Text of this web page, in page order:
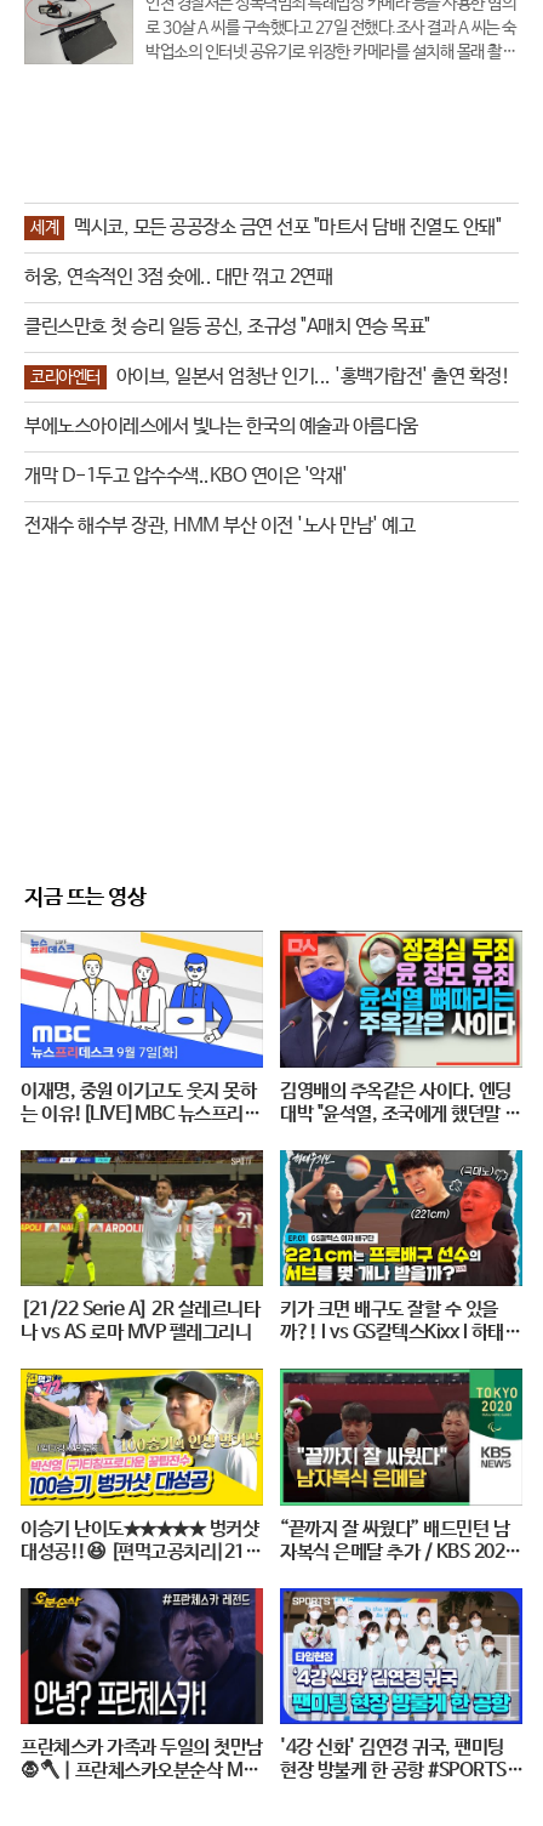
로 30살 A 씨를 구속했다고 27일 전했다.조사 결과 A 씨는 숙
박업소의 인터넷 공유기로 위장한 카메라를 설치해 몰래 촬영
세계 멕시코, 모든 공공장소 금연 선포 "마트서 담배 진열도 안돼"
허웅, 연속적인 3점 슛에.. 대만 꺾고 2연패
클린스만호 첫 승리 일등 공신, 조규성 "A매치 연승 목표"
코리아엔터 아이브, 일본서 엄청난 인기... '홍백가합전' 출연 확정!
부에노스아이레스에서 빛나는 한국의 예술과 아름다움
개막 D-1두고 압수수색..KBO 연이은 '악재'
전재수 해수부 장관, HMM 부산 이전 '노사 만남' 예고
지금 뜨는 영상
이재명, 중원 이기고도 웃지 못하
는 이유![LIVE]MBC 뉴스프리데
김영배의 주옥같은 사이다. 엔딩
대박 "윤석열, 조국에게 했던말 그
[21/22 Serie A] 2R 살레르니타
나 vs AS 로마 MVP 펠레그리니
키가 크면 배구도 잘할 수 있을
까?! l vs GS칼텍스Kixx l 하태주
이승기 난이도★★★★★ 벙커샷
대성공!!😆 [편먹고공치리|210
“끝까지 잘 싸웠다” 배드민턴 남
자복식 은메달 추가 / KBS 2020
프란체스카 가족과 두일의 첫만남
🧛🪓 | 프란체스카오분순삭 MB
'4강 신화' 김연경 귀국, 팬미팅
현장 방불케 한 공항 #SPORTSTI